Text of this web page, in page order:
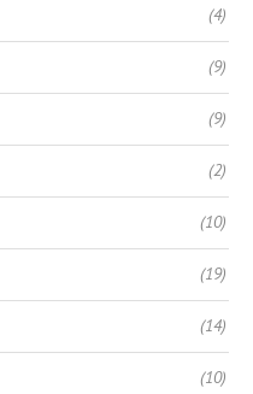
(4)
(9)
(9)
(2)
(10)
(19)
(14)
(10)